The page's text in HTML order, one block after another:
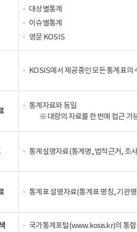
대상별통계
이슈별통계
영문 KOSIS
KOSIS에서 제공중인 모든 통계표의
통계자료와 동일
※ 대량의 자료를 한 번에 접근 가
통계설명자료(통계명, 법적근거, 조
통계표 설명자료(통계표 명칭, 기관
국가통계포털(www.kosis.kr)의 통